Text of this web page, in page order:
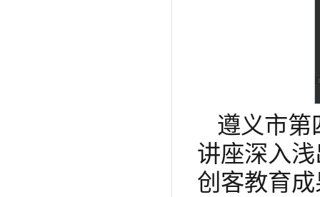
遵义市第
讲座深入
创客教育